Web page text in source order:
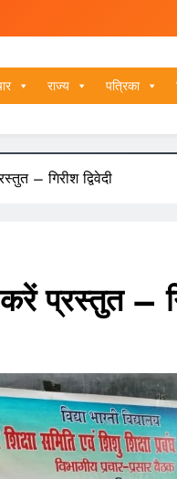
राज्य पत्रिका
– गिरीश द्विवेदी
प्रस्तुत –